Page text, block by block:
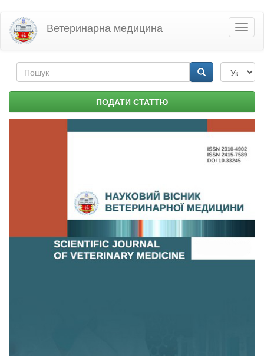
Перейти
основного
матеріалу
Ветеринарна медицина
Пошукова
форма ПОДАТИ СТАТТЮ